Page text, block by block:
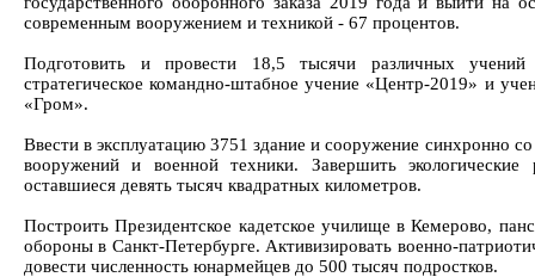
современным вооружением и техникой - 67 процентов.
Подготовить и провести 18,5 тысячи различных
стратегическое командно-штабное учение «Центр-2019» и
«Гром».
Ввести в эксплуатацию 3751 здание и сооружение синхронно
вооружений и военной техники. Завершить
оставшиеся девять тысяч квадратных километров.
Построить Президентское кадетское училище в Кемерово,
обороны в Санкт-Петербурге. Активизировать военно-
довести численность юнармейцев до 500 тысяч подростков.